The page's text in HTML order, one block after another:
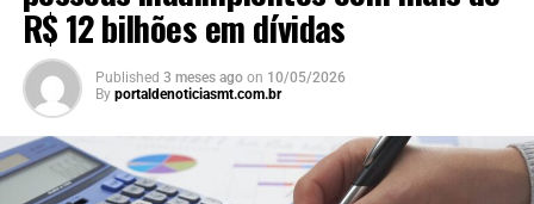
R$ 12 bilhões em dívidas
Published 3 meses ago on 10/05/2026
By portaldenoticiasmt.com.br